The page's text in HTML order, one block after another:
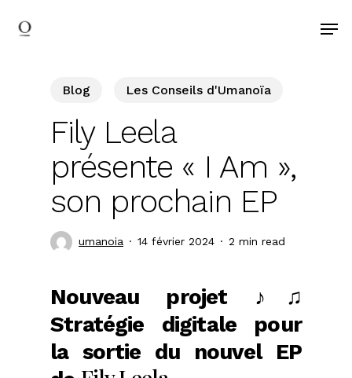
Blog Les Conseils d'Umanoïa
Fily Leela
présente « I Am »,
son prochain EP
umanoia 14 février 2024 2 min read
Nouveau projet ♪♫
Stratégie digitale pour
la sortie du nouvel EP